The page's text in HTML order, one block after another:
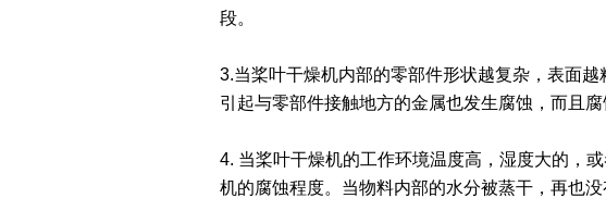
段。
3.当桨叶干燥机内部的零部件形状越复杂，表面
引起与零部件接触地方的金属也发生腐蚀，而且腐
4. 当桨叶干燥机的工作环境温度高，湿度大的，
机的腐蚀程度。当物料内部的水分被蒸干，再也